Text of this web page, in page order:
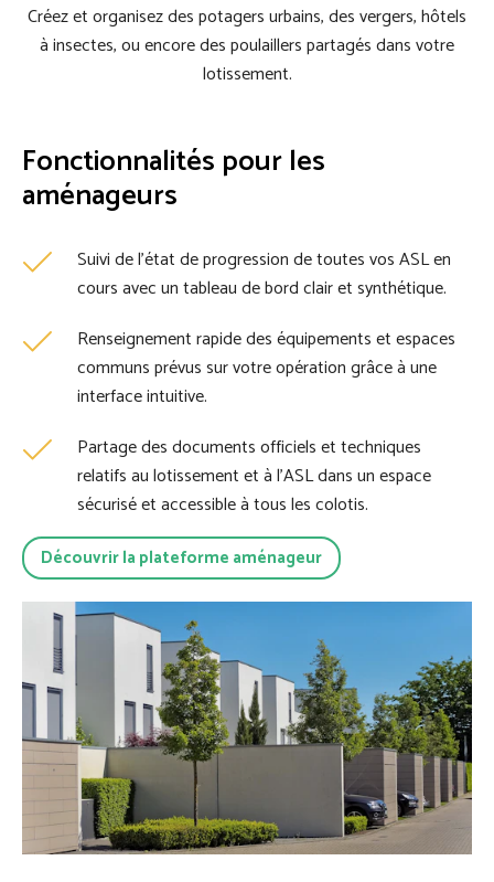
Créez et organisez des potagers urbains, des vergers, hôtels
à insectes, ou encore des poulaillers partagés dans votre
lotissement.
Fonctionnalités pour les
aménageurs
Suivi de l’état de progression de toutes vos ASL en
cours avec un tableau de bord clair et synthétique.
Renseignement rapide des équipements et espaces
communs prévus sur votre opération grâce à une
interface intuitive.
Partage des documents officiels et techniques
relatifs au lotissement et à l’ASL dans un espace
sécurisé et accessible à tous les colotis.
Découvrir la plateforme aménageur